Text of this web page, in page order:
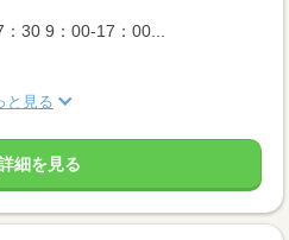
：30 9：00-17：00...
と見る
細を見る